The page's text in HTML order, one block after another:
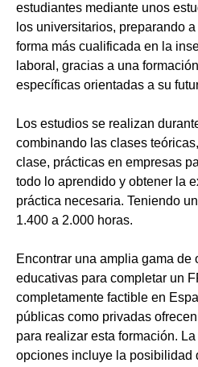
estudiantes mediante unos
los universitarios, preparando
forma más cualificada en la
laboral, gracias a una
específicas orientadas a su
Los estudios se realizan
combinando las clases
clase, prácticas en empresas
todo lo aprendido y obtener la
práctica necesaria. Teniendo
1.400 a 2.000 horas.
Encontrar una amplia gama de
educativas para completar un
completamente factible en
públicas como privadas
para realizar esta formación.
opciones incluye la posibilidad